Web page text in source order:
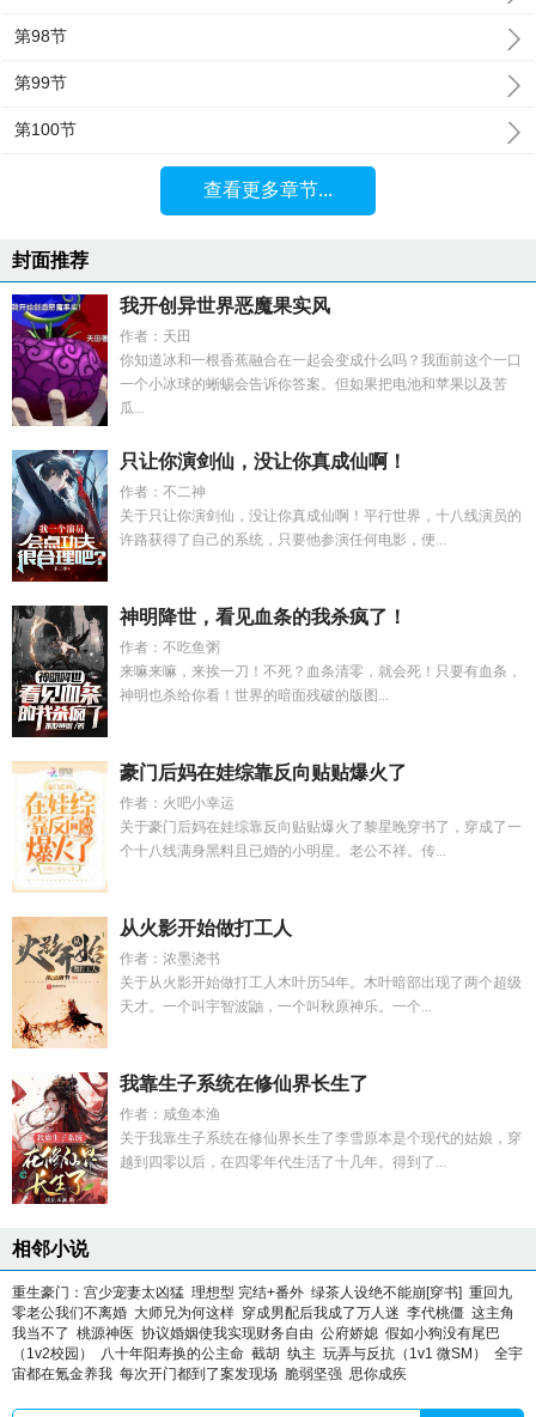
第98节
第99节
第100节
查看更多章节...
封面推荐
我开创异世界恶魔果实风
作者：天田
你知道冰和一根香蕉融合在一起会变成什么吗？我面前这个一口
一个小冰球的蜥蜴会告诉你答案。但如果把电池和苹果以及苦
瓜...
只让你演剑仙，没让你真成仙啊！
作者：不二神
关于只让你演剑仙，没让你真成仙啊！平行世界，十八线演员的
许路获得了自己的系统，只要他参演任何电影，便...
神明降世，看见血条的我杀疯了！
作者：不吃鱼粥
来嘛来嘛，来挨一刀！不死？血条清零，就会死！只要有血条，
神明也杀给你看！世界的暗面残破的版图...
豪门后妈在娃综靠反向贴贴爆火了
作者：火吧小幸运
关于豪门后妈在娃综靠反向贴贴爆火了黎星晚穿书了，穿成了一
个十八线满身黑料且已婚的小明星。老公不祥。传...
从火影开始做打工人
作者：浓墨浇书
关于从火影开始做打工人木叶历54年。木叶暗部出现了两个超级
天才。一个叫宇智波鼬，一个叫秋原神乐。一个...
我靠生子系统在修仙界长生了
作者：咸鱼本渔
关于我靠生子系统在修仙界长生了李雪原本是个现代的姑娘，穿
越到四零以后，在四零年代生活了十几年。得到了...
相邻小说
重生豪门：宫少宠妻太凶猛 理想型 完结+番外 绿茶人设绝不能崩[穿书] 重回九
零老公我们不离婚 大师兄为何这样 穿成男配后我成了万人迷 李代桃僵 这主角
我当不了 桃源神医 协议婚姻使我实现财务自由 公府娇媳 假如小狗没有尾巴
（1v2校园）
八十年阳寿换的公主命 截胡 纨主 玩弄与反抗（1v1 微SM）
全宇
宙都在氪金养我 每次开门都到了案发现场 脆弱坚强 思你成疾